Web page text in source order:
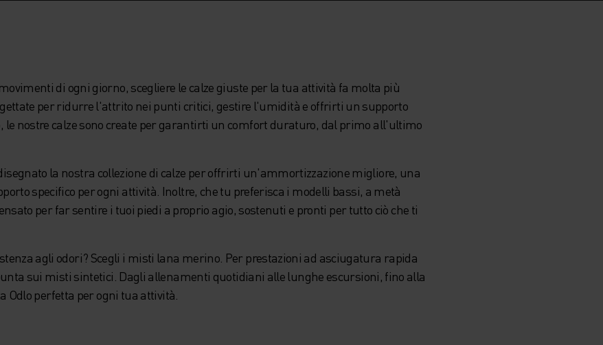
di ogni giorno, scegliere le calze giuste per la tua attività fa molta più
per ridurre l'attrito nei punti critici, gestire l'umidità e offrirti un supporto
le nostre calze sono create per garantirti un comfort duraturo, dal primo all'ultimo
la nostra collezione di calze per offrirti un'ammortizzazione migliore, una
specifico per ogni attività. Inoltre, che tu preferisca i modelli bassi, a metà
per far sentire i tuoi piedi a proprio agio, sostenuti e pronti per tutto ciò che ti
agli odori? Scegli i misti lana merino. Per prestazioni ad asciugatura rapida
sui misti sintetici. Dagli allenamenti quotidiani alle lunghe escursioni, fino alla
Odlo perfetta per ogni tua attività.